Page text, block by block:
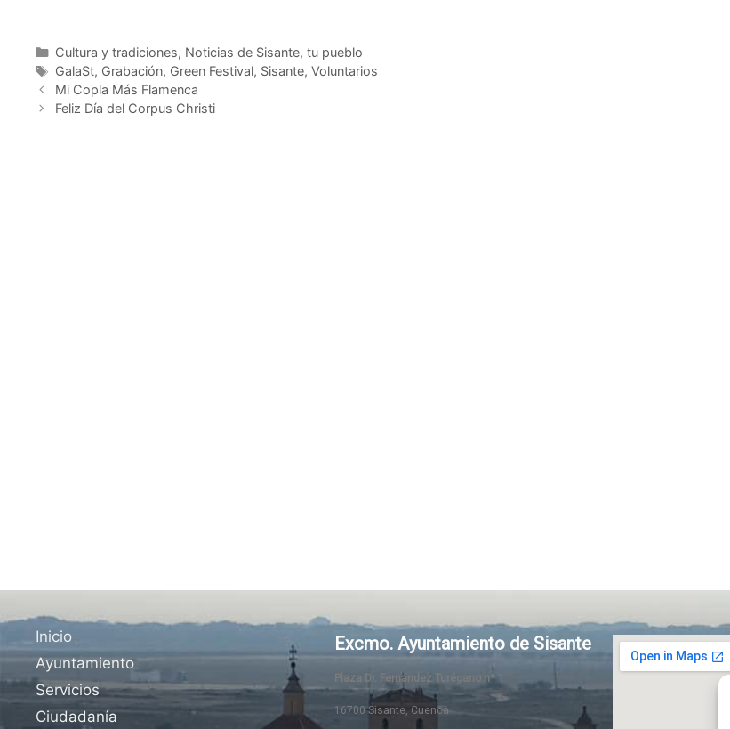
Cultura y tradiciones, Noticias de Sisante, tu pueblo
GalaSt, Grabación, Green Festival, Sisante, Voluntarios
Mi Copla Más Flamenca
Feliz Día del Corpus Christi
Inicio
Ayuntamiento
Servicios
Ciudadanía
Excmo. Ayuntamiento de Sisante
Plaza Dr. Fernández Turégano nº 1
16700 Sisante, Cuenca